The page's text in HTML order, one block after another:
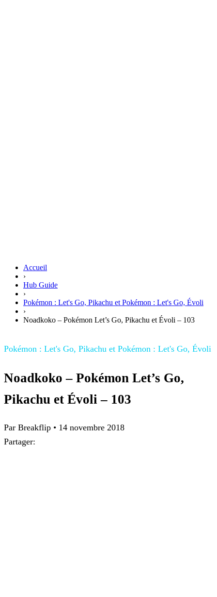
Accueil
›
Hub Guide
›
Pokémon : Let's Go, Pikachu et Pokémon : Let's Go, Évoli
›
Noadkoko – Pokémon Let’s Go, Pikachu et Évoli – 103
Pokémon : Let's Go, Pikachu et Pokémon : Let's Go, Évoli
Noadkoko – Pokémon Let’s Go,
Pikachu et Évoli – 103
Par Breakflip • 14 novembre 2018
Partager: